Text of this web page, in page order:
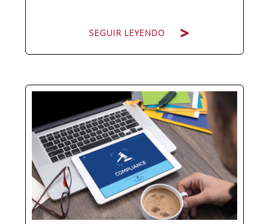
SEGUIR LEYENDO
Hay personas que ocupan puestos de
dirección y hay personas que lideran.
La diferencia no está en el cargo ni en
la antigüedad, sino en un conjunto de
competencias que se pueden
aprender, practicar y medir. Si te
preguntas qué separa a un directivo...